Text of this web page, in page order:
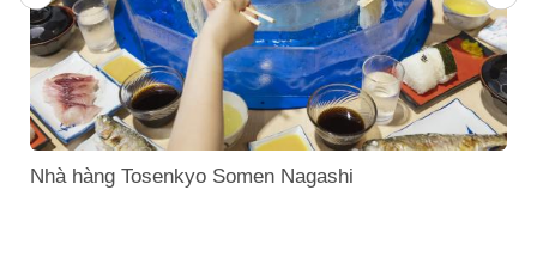
Nhà hàng Tosenkyo Somen Nagashi